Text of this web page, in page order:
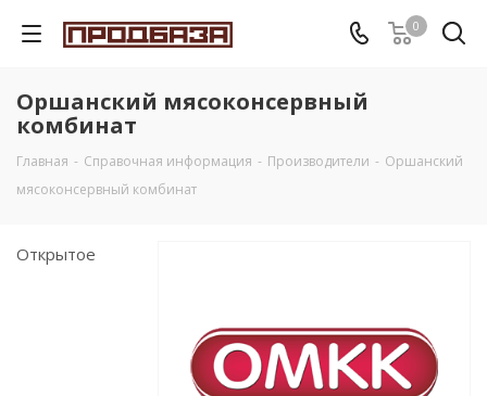
0
Оршанский мясоконсервный
комбинат
Главная - Справочная информация - Производители - Оршанский
мясоконсервный комбинат
Открытое